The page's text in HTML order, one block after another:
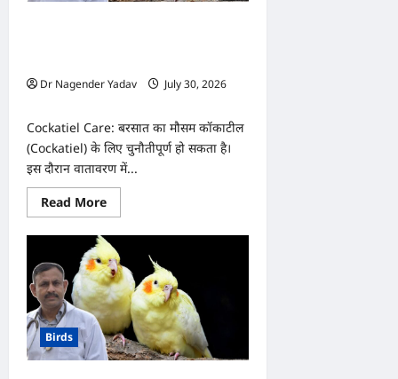
Dr Nagender Yadav
July 30, 2026
Cockatiel Care: बरसात का मौसम कॉकाटील
(Cockatiel) के लिए चुनौतीपूर्ण हो सकता है।
इस दौरान वातावरण में...
Read MoreRead
more
Cockatiel
Care:
बारिश
के
मौसम
में
कॉकाटील
को
ऐसे
रखें
सुरक्षित,
Birds